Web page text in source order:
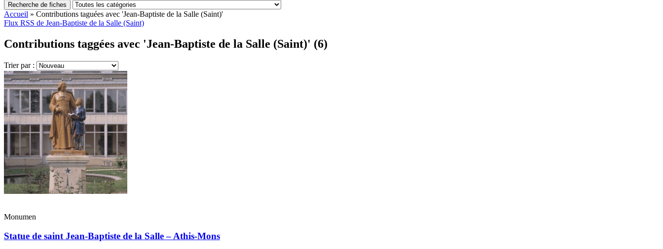
Recherche de fiches
Accueil » Contributions taguées avec 'Jean-Baptiste de la Salle (Saint)'
Flux RSS de Jean-Baptiste de la Salle (Saint)
Contributions taggées avec 'Jean-Baptiste de la Salle (Saint)' (6)
Trier par :
Monumen
Statue de saint Jean-Baptiste de la Salle – Athis-Mons